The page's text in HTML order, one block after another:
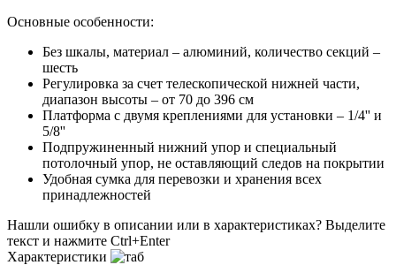
Основные особенности:
Без шкалы, материал – алюминий, количество секций –
шесть
Регулировка за счет телескопической нижней части,
диапазон высоты – от 70 до 396 см
Платформа с двумя креплениями для установки – 1/4'' и
5/8''
Подпружиненный нижний упор и специальный
потолочный упор, не оставляющий следов на покрытии
Удобная сумка для перевозки и хранения всех
принадлежностей
Нашли ошибку в описании или в характеристиках? Выделите
текст и нажмите Ctrl+Enter
Характеристики